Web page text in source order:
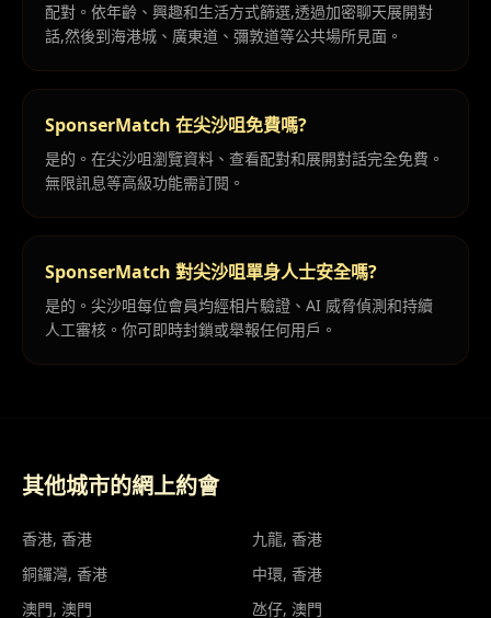
配對。依年齡、興趣和生活方式篩選,透過加密聊天展開對
話,然後到海港城、廣東道、彌敦道等公共場所見面。
SponserMatch 在尖沙咀免費嗎?
是的。在尖沙咀瀏覽資料、查看配對和展開對話完全免費。
無限訊息等高級功能需訂閱。
SponserMatch 對尖沙咀單身人士安全嗎?
是的。尖沙咀每位會員均經相片驗證、AI 威脅偵測和持續
人工審核。你可即時封鎖或舉報任何用戶。
其他城市的網上約會
香港, 香港 九龍, 香港
銅鑼灣, 香港 中環, 香港
澳門, 澳門 氹仔, 澳門